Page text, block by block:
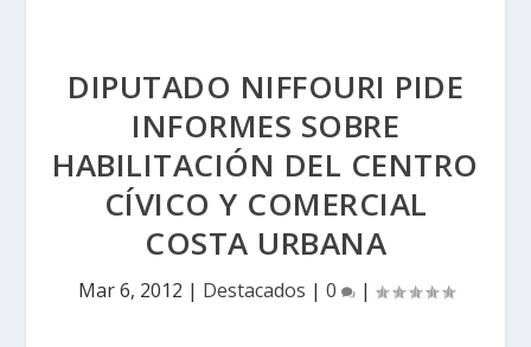
DIPUTADO NIFFOURI PIDE
INFORMES SOBRE
HABILITACIÓN DEL CENTRO
CÍVICO Y COMERCIAL
COSTA URBANA
Mar 6, 2012 | Destacados | 0 |